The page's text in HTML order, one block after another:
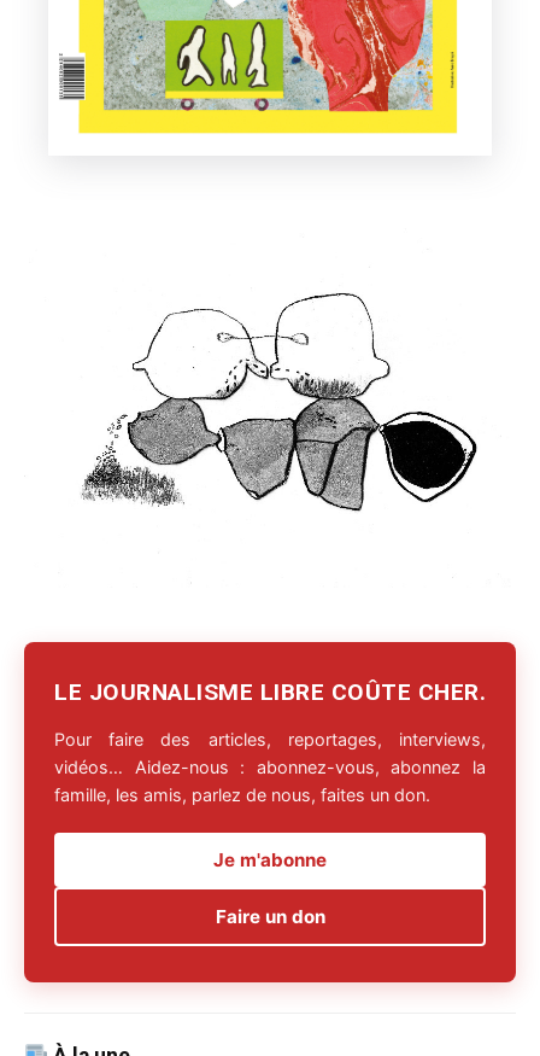
LE JOURNALISME LIBRE COÛTE CHER.
Pour faire des articles, reportages, interviews,
vidéos… Aidez-nous : abonnez-vous, abonnez la
famille, les amis, parlez de nous, faites un don.
Je m'abonne
Faire un don